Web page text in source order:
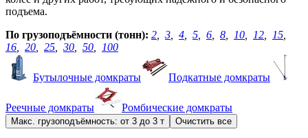
подъема.
По грузоподъёмности (тонн): 2 3 4 5 6 8 10 12 15
16
20 25 30 50 100
Бутылочные домкраты Подкатные домкраты
Реечные домкраты Ромбические домкраты
Макс. грузоподъёмность: от 3 до 3 т Очистить все